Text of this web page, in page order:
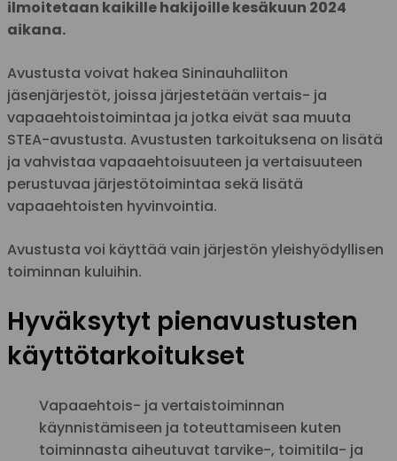
ilmoitetaan kaikille hakijoille kesäkuun 2024
aikana.
Avustusta voivat hakea Sininauhaliiton
jäsenjärjestöt, joissa järjestetään vertais- ja
vapaaehtoistoimintaa ja jotka eivät saa muuta
STEA-avustusta. Avustusten tarkoituksena on lisätä
ja vahvistaa vapaaehtoisuuteen ja vertaisuuteen
perustuvaa järjestötoimintaa sekä lisätä
vapaaehtoisten hyvinvointia.
Avustusta voi käyttää vain järjestön yleishyödyllisen
toiminnan kuluihin.
Hyväksytyt pienavustusten
käyttötarkoitukset
Vapaaehtois- ja vertaistoiminnan
käynnistämiseen ja toteuttamiseen kuten
toiminnasta aiheutuvat tarvike-, toimitila- ja